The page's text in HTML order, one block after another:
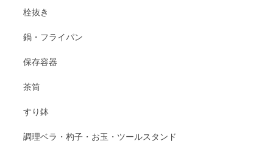
栓抜き
鍋・フライパン
保存容器
茶筒
すり鉢
調理ベラ・杓子・お玉・ツールスタンド